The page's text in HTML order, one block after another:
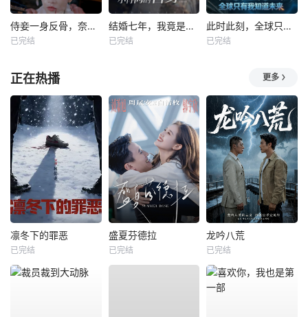
侍妾一身反骨，奈何侯爷只宠长公主
已完结
结婚七年，我竟是老公小青梅的替身
已完结
此时此刻，全球只有我知道未来
已完结
正在热播 更多
凛冬下的罪恶
已完结
盛夏芬德拉
已完结
龙吟八荒
已完结